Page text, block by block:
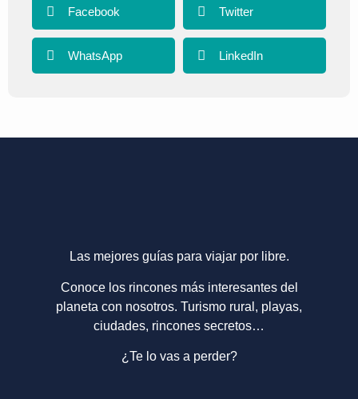
Facebook Twitter
WhatsApp LinkedIn
Las mejores guías para viajar por libre.
Conoce los rincones más interesantes del
planeta con nosotros. Turismo rural, playas,
ciudades, rincones secretos…
¿Te lo vas a perder?